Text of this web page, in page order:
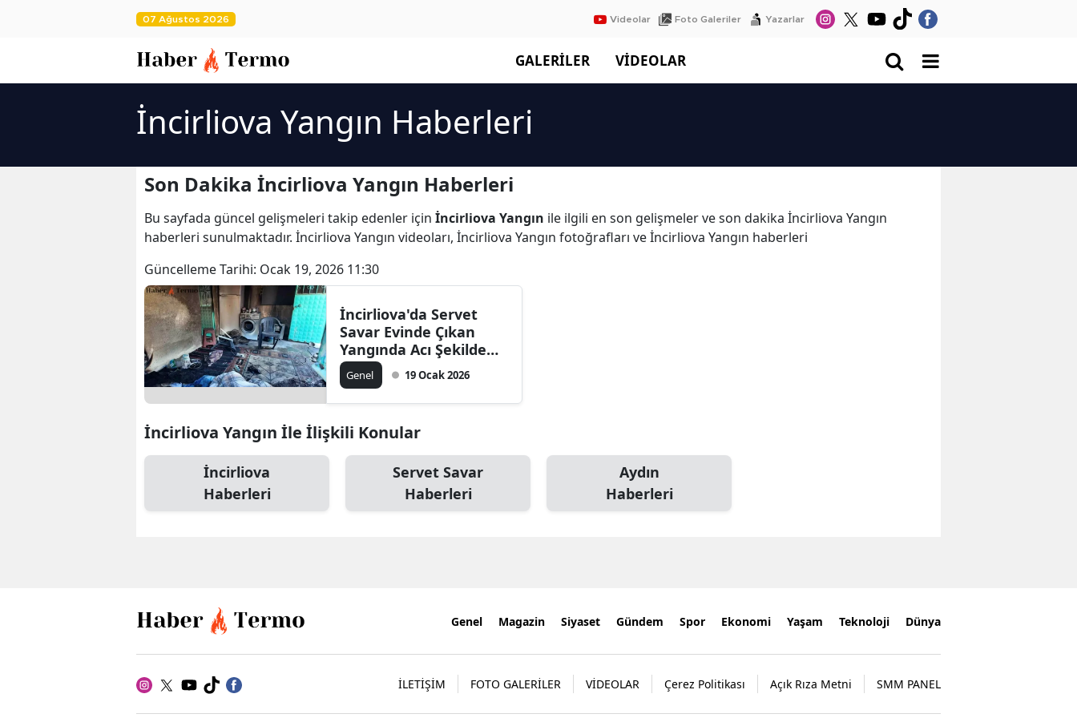
07 Ağustos 2026 Videolar Foto Galeriler Yazarlar
GALERİLER VİDEOLAR
İncirliova Yangın Haberleri
Son Dakika İncirliova Yangın Haberleri
Bu sayfada güncel gelişmeleri takip edenler için İncirliova Yangın ile ilgili en son gelişmeler ve son dakika İncirliova Yangın
haberleri sunulmaktadır. İncirliova Yangın videoları, İncirliova Yangın fotoğrafları ve İncirliova Yangın haberleri
Güncelleme Tarihi: Ocak 19, 2026 11:30
İncirliova'da Servet
Savar Evinde Çıkan
Yangında Acı Şekilde
Can Verdi
Genel 19 Ocak 2026
İncirliova Yangın İle İlişkili Konular
İncirliova
Haberleri
Servet Savar
Haberleri
Aydın
Haberleri
Genel Magazin Siyaset Gündem Spor Ekonomi Yaşam Teknoloji Dünya
İLETİŞİM FOTO GALERİLER VİDEOLAR Çerez Politikası Açık Rıza Metni SMM PANEL